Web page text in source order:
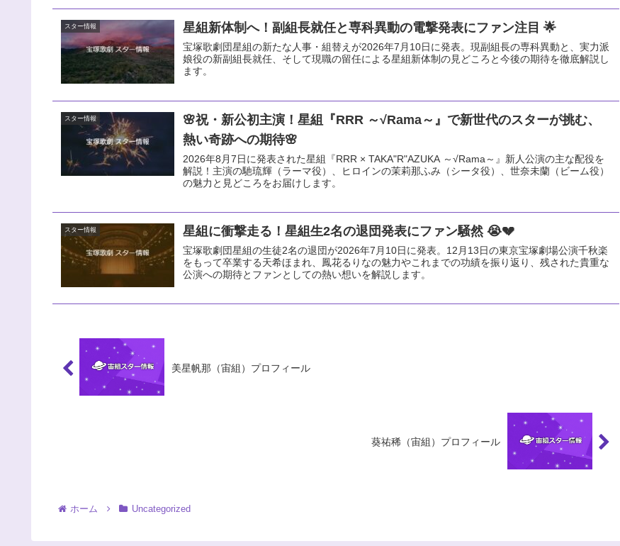
スター情報 星組新体制へ！副組長就任と専科異動の電撃発表にファン注目 🌟
宝塚歌劇団星組の新たな人事・組替えが2026年7月10日に発表。現副組長の専科異動と、実力派
娘役の新副組長就任、そして現職の留任による星組新体制の見どころと今後の期待を徹底解説し
ます。
スター情報
🌸祝・新公初主演！星組『RRR ～√Rama～』で新世代のスターが挑む、
熱い奇跡への期待🌸
2026年8月7日に発表された星組『RRR × TAKA"R"AZUKA ～√Rama～』新人公演の主な配役を
解説！主演の馳琉輝（ラーマ役）、ヒロインの茉莉那ふみ（シータ役）、世奈未蘭（ビーム役）
の魅力と見どころをお届けします。
スター情報 星組に衝撃走る！星組生2名の退団発表にファン騒然 😭💔
宝塚歌劇団星組の生徒2名の退団が2026年7月10日に発表。12月13日の東京宝塚劇場公演千秋楽
をもって卒業する天希ほまれ、鳳花るりなの魅力やこれまでの功績を振り返り、残された貴重な
公演への期待とファンとしての熱い想いを解説します。
美星帆那（宙組）プロフィール
葵祐稀（宙組）プロフィール
ホーム Uncategorized